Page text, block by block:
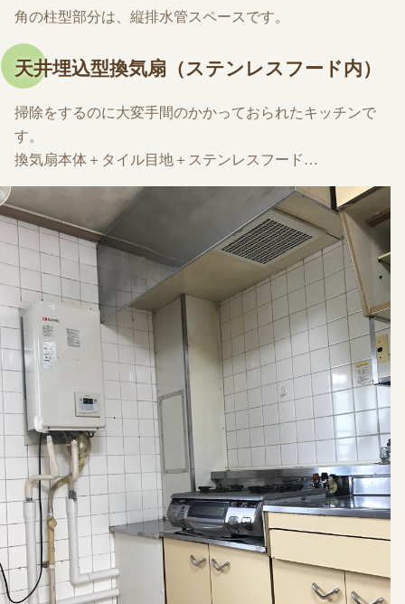
角の柱型部分は、縦排水管スペースです。
天井埋込型換気扇（ステンレスフード内）
掃除をするのに大変手間のかかっておられたキッチンで
す。
換気扇本体＋タイル目地＋ステンレスフード…